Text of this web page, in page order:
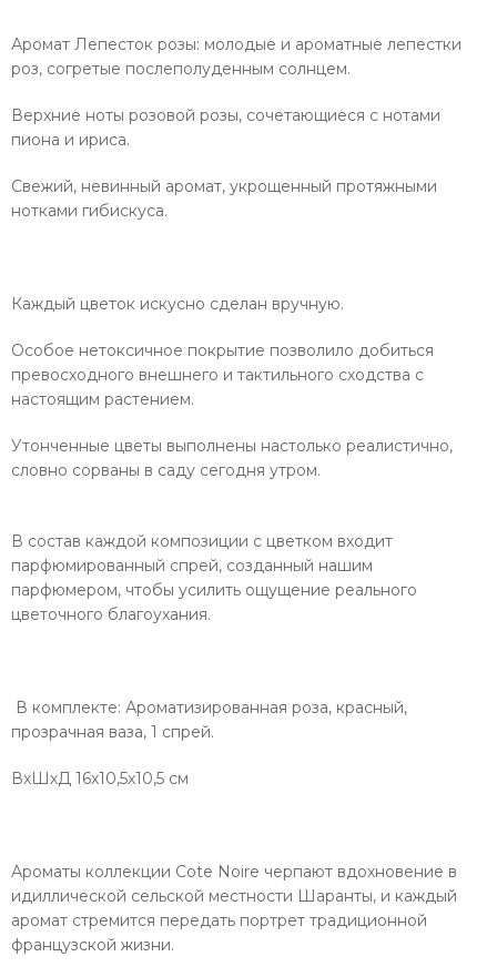
Аромат Лепесток розы: молодые и ароматные лепестки
роз, согретые послеполуденным солнцем.
Верхние ноты розовой розы, сочетающиеся с нотами
пиона и ириса.
Свежий, невинный аромат, укрощенный протяжными
нотками гибискуса.
Каждый цветок искусно сделан вручную.
Особое нетоксичное покрытие позволило добиться
превосходного внешнего и тактильного сходства с
настоящим растением.
Утонченные цветы выполнены настолько реалистично,
словно сорваны в саду сегодня утром.
В состав каждой композиции с цветком входит
парфюмированный спрей, созданный нашим
парфюмером, чтобы усилить ощущение реального
цветочного благоухания.
В комплекте: Ароматизированная роза, красный,
прозрачная ваза, 1 спрей.
ВхШхД 16х10,5х10,5 см
Ароматы коллекции Cote Noire черпают вдохновение в
идиллической сельской местности Шаранты, и каждый
аромат стремится передать портрет традиционной
французской жизни.